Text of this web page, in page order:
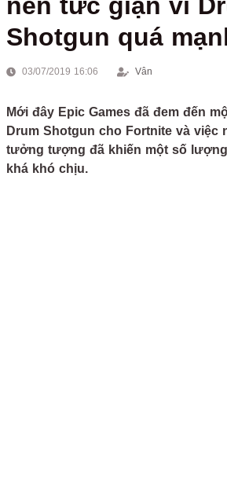
Shotgun quá
03/07/2019 16:06 Vân
Mới đây Epic Games đã đem đến
Drum Shotgun cho Fortnite và việc
tưởng tượng đã khiến một số
khá khó chịu.